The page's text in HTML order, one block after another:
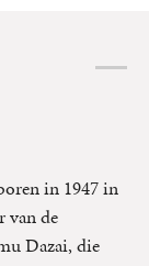
in 1947 in
van de
Dazai, die